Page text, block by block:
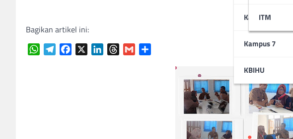
STAI
ITM
Kampus 6
Kampus 7
KBIHU
Bagikan artikel ini:
WhatsAppTelegramFacebook LinkedInThreads
Gmail